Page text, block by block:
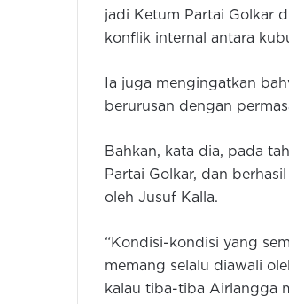
jadi Ketum Partai Golkar
konflik internal antara
Ia juga mengingatkan
berurusan dengan
Bahkan, kata dia, pada
Partai Golkar, dan
oleh Jusuf Kalla.
“Kondisi-kondisi yang
memang selalu diawali
kalau tiba-tiba Airlangga